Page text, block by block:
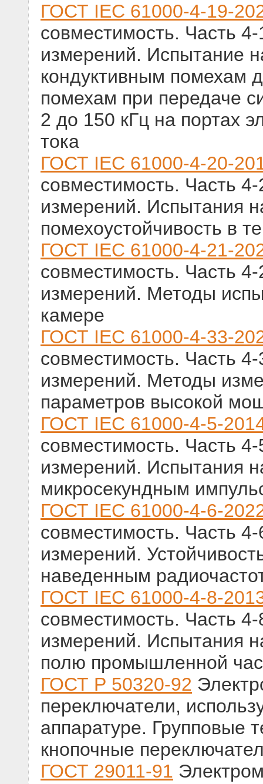
ГОСТ IEC 61000-4-19-
совместимость. Часть
измерений. Испытание
кондуктивным помехам
помехам при передаче
2 до 150 кГц на портах
тока
ГОСТ IEC 61000-4-20-
совместимость. Часть
измерений. Испытания
помехоустойчивость в
ГОСТ IEC 61000-4-21-
совместимость. Часть
измерений. Методы
камере
ГОСТ IEC 61000-4-33-
совместимость. Часть
измерений. Методы
параметров высокой
ГОСТ IEC 61000-4-5-
совместимость. Часть
измерений. Испытания
микросекундным
ГОСТ IEC 61000-4-6-
совместимость. Часть
измерений.
наведенным
ГОСТ IEC 61000-4-8-
совместимость. Часть
измерений. Испытания
полю промышленной
ГОСТ Р 50320-92
переключатели,
аппаратуре. Групповые
кнопочные
ГОСТ 29011-91